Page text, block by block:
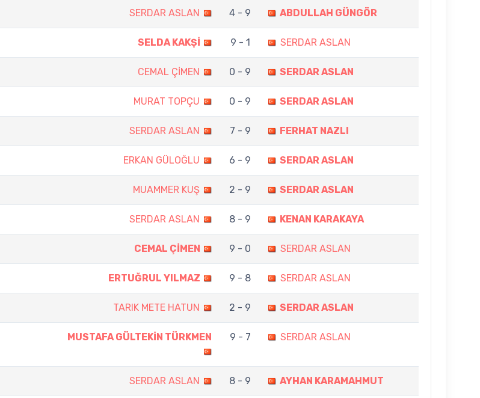
SERDAR ASLAN 4 - 9 ABDULLAH GÜNGÖR
SELDA KAKŞİ 9 - 1 SERDAR ASLAN
CEMAL ÇİMEN 0 - 9 SERDAR ASLAN
MURAT TOPÇU 0 - 9 SERDAR ASLAN
SERDAR ASLAN 7 - 9 FERHAT NAZLI
ERKAN GÜLOĞLU 6 - 9 SERDAR ASLAN
MUAMMER KUŞ 2 - 9 SERDAR ASLAN
SERDAR ASLAN 8 - 9 KENAN KARAKAYA
CEMAL ÇİMEN 9 - 0 SERDAR ASLAN
ERTUĞRUL YILMAZ 9 - 8 SERDAR ASLAN
TARIK METE HATUN 2 - 9 SERDAR ASLAN
MUSTAFA GÜLTEKİN TÜRKMEN 9 - 7 SERDAR ASLAN
SERDAR ASLAN 8 - 9 AYHAN KARAMAHMUT